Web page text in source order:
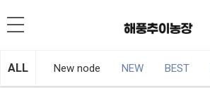
ALL New node NEW BEST